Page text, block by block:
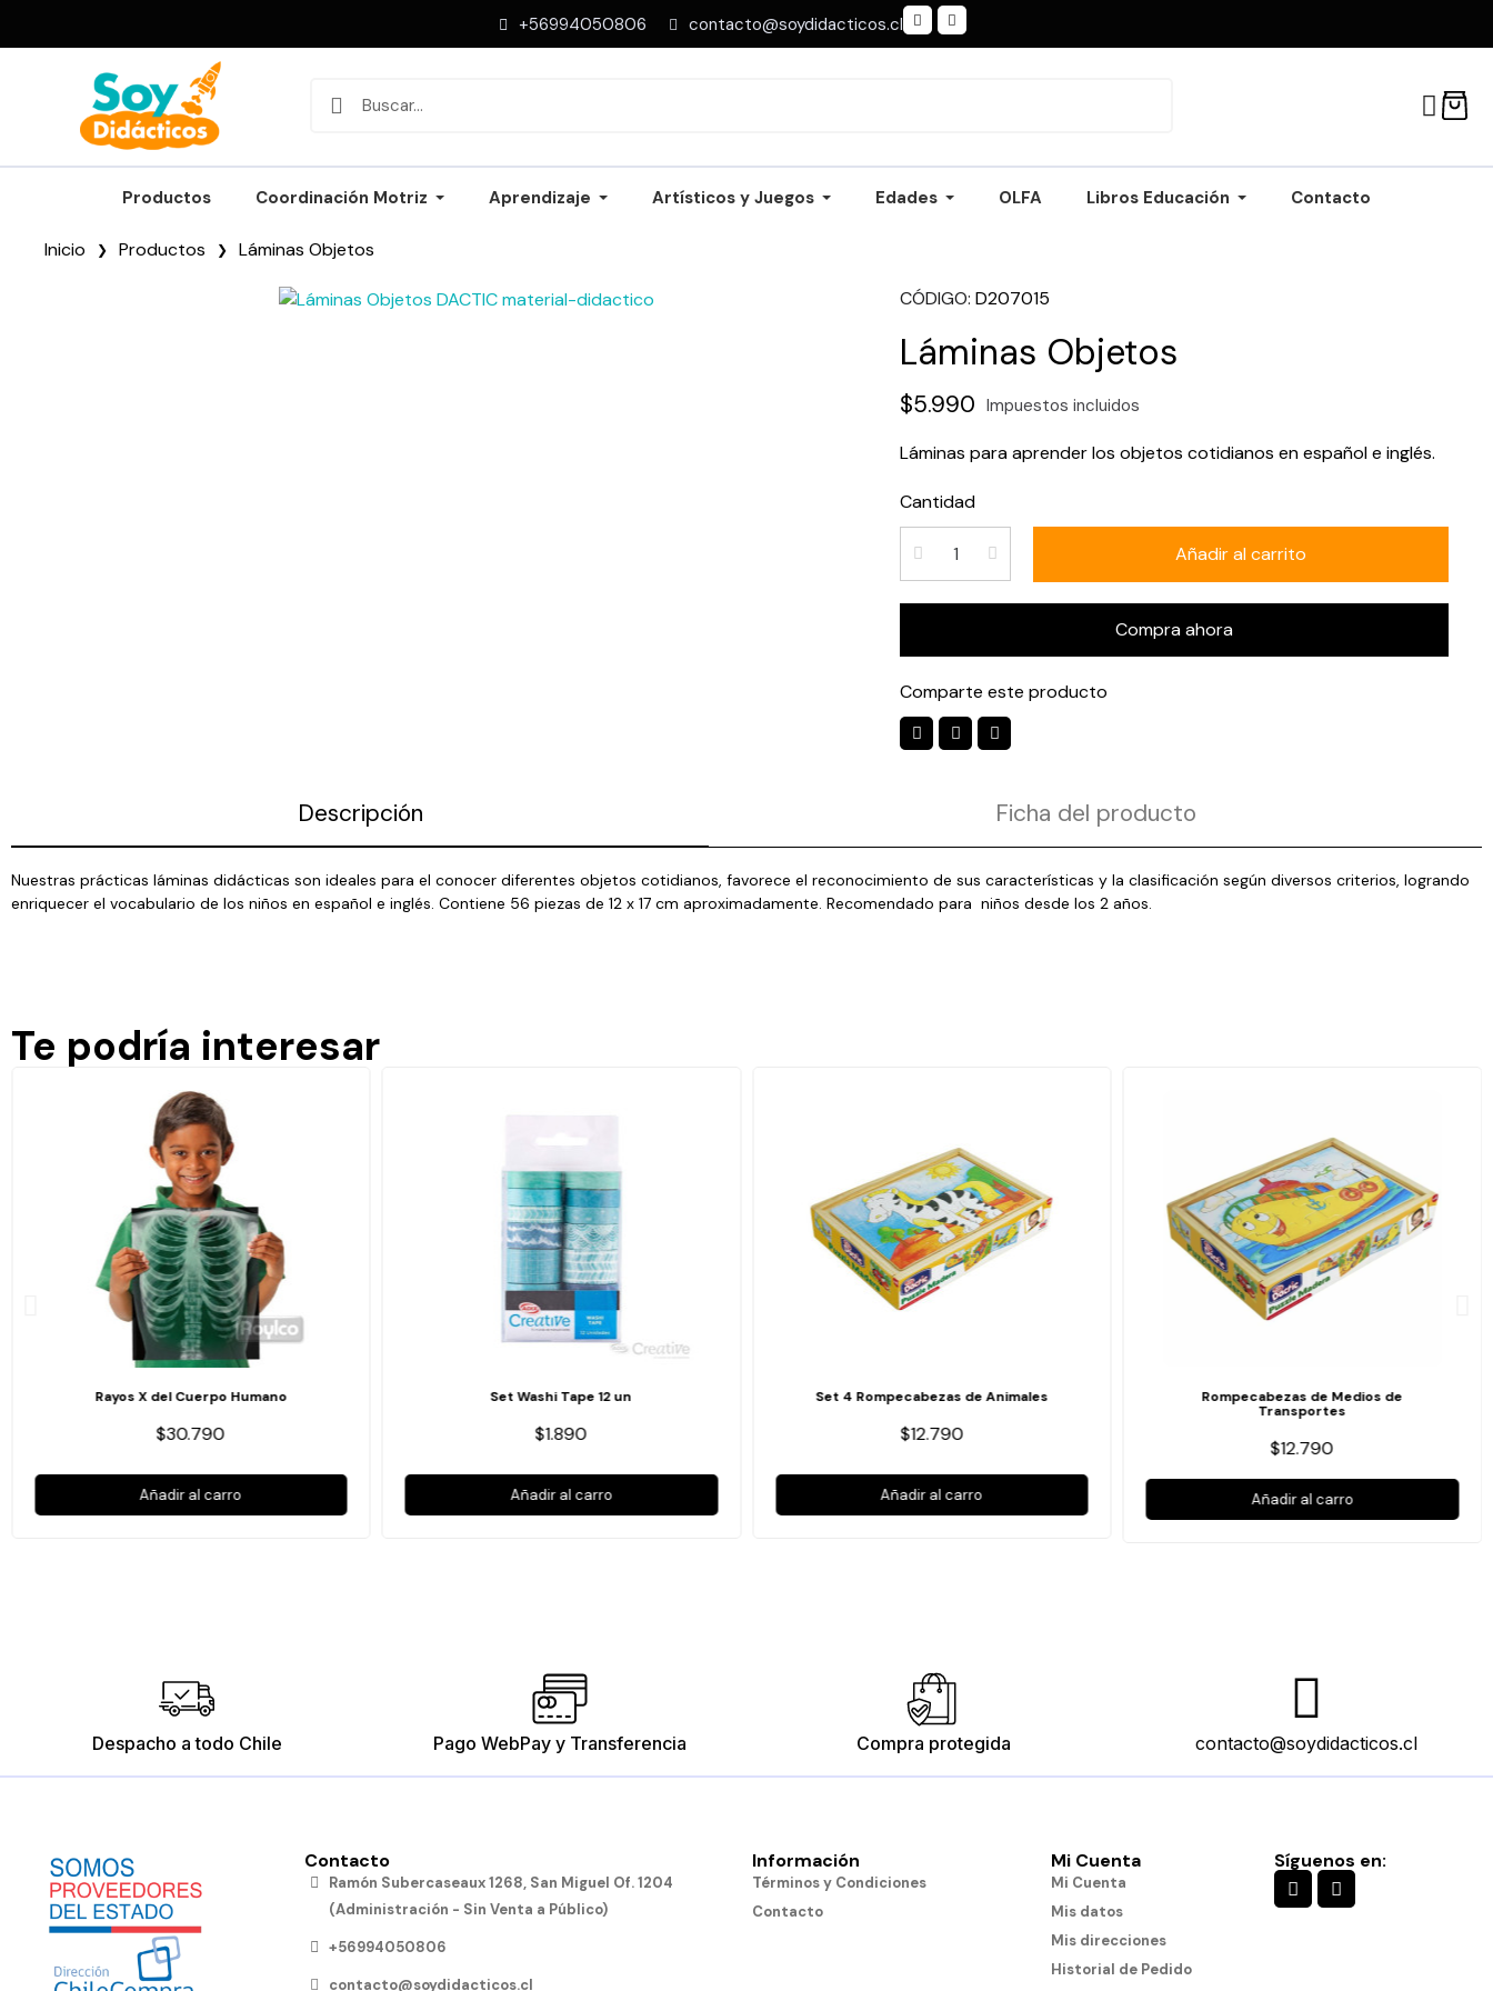
+56994050806 contacto@soydidacticos.cl
Productos Coordinación Motriz Aprendizaje Artísticos y Juegos Edades OLFA Libros Educación Contacto
Inicio Productos Láminas Objetos
CÓDIGO D207015
Láminas Objetos
$5.990 Impuestos incluidos
Láminas para aprender los objetos cotidianos en español e inglés.
Cantidad
Añadir al carrito
Compra ahora
Comparte este producto
Descripción Ficha del producto
Nuestras prácticas láminas didácticas son ideales para el conocer diferentes objetos cotidianos, favorece el reconocimiento de sus características y la clasificación según diversos criterios, logrando
enriquecer el vocabulario de los niños en español e inglés. Contiene 56 piezas de 12 x 17 cm aproximadamente. Recomendado para niños desde los 2 años.
Te podría interesar
Rayos X del Cuerpo Humano
$30.790
Añadir al carro
Set Washi Tape 12 un
$1.890
Añadir al carro
Set 4 Rompecabezas de Animales
$12.790
Añadir al carro
Rompecabezas de Medios de
Transportes
$12.790
Añadir al carro
Despacho a todo Chile Pago WebPay y Transferencia Compra protegida contacto@soydidacticos.cl
Contacto
Ramón Subercaseaux 1268, San Miguel Of. 1204
(Administración - Sin Venta a Público)
+56994050806
contacto@soydidacticos.cl
Información
Términos y Condiciones
Contacto
Mi Cuenta
Mi Cuenta
Mis datos
Mis direcciones
Historial de Pedido
Síguenos en: